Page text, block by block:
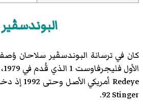
البوندسڤير
كان في ترسانة البوندسڤير سلاحان
92 Stinger.